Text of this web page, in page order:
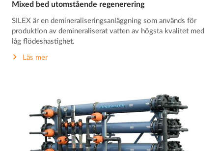
Mixed bed utomstående regenerering
SILEX är en demineraliseringsanläggning som används för
produktion av demineraliserat vatten av högsta kvalitet med
låg flödeshastighet.
Läs mer